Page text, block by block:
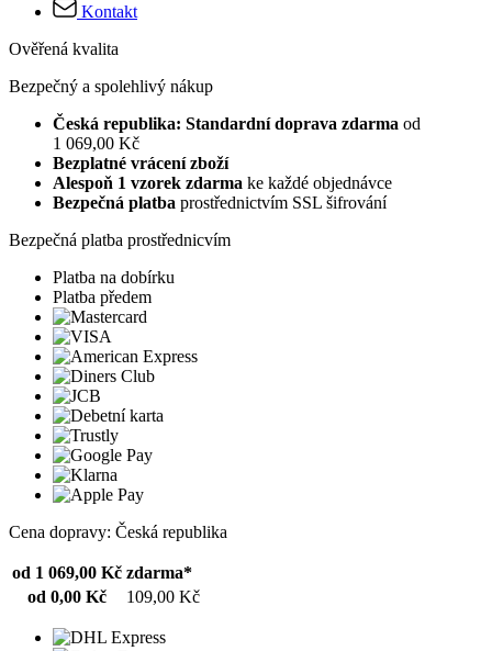
Kontakt
Ověřená kvalita
Bezpečný a spolehlivý nákup
Česká republika: Standardní doprava zdarma od
1 069,00 Kč
Bezplatné vrácení zboží
Alespoň 1 vzorek zdarma ke každé objednávce
Bezpečná platba prostřednictvím SSL šifrování
Bezpečná platba prostřednicvím
Platba na dobírku
Platba předem
Cena dopravy: Česká republika
od 1 069,00 Kč zdarma*
od 0,00 Kč
109,00 Kč